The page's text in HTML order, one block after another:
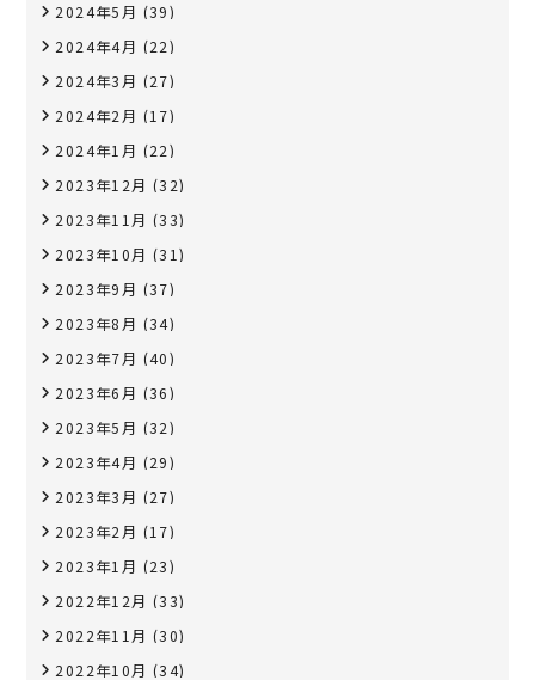
2024年5月 (39)
2024年4月 (22)
2024年3月 (27)
2024年2月 (17)
2024年1月 (22)
2023年12月 (32)
2023年11月 (33)
2023年10月 (31)
2023年9月 (37)
2023年8月 (34)
2023年7月 (40)
2023年6月 (36)
2023年5月 (32)
2023年4月 (29)
2023年3月 (27)
2023年2月 (17)
2023年1月 (23)
2022年12月 (33)
2022年11月 (30)
2022年10月 (34)